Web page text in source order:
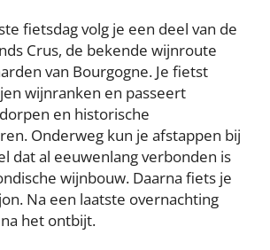
fietsdag volg je een deel van de
Crus, de bekende wijnroute
van Bourgogne. Je fietst
wijnranken en passeert
en historische
Onderweg kun je afstappen bij
dat al eeuwenlang verbonden is
wijnbouw. Daarna fiets je
Na een laatste overnachting
het ontbijt.